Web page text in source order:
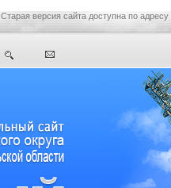
Старая версия сайта доступна по адресу